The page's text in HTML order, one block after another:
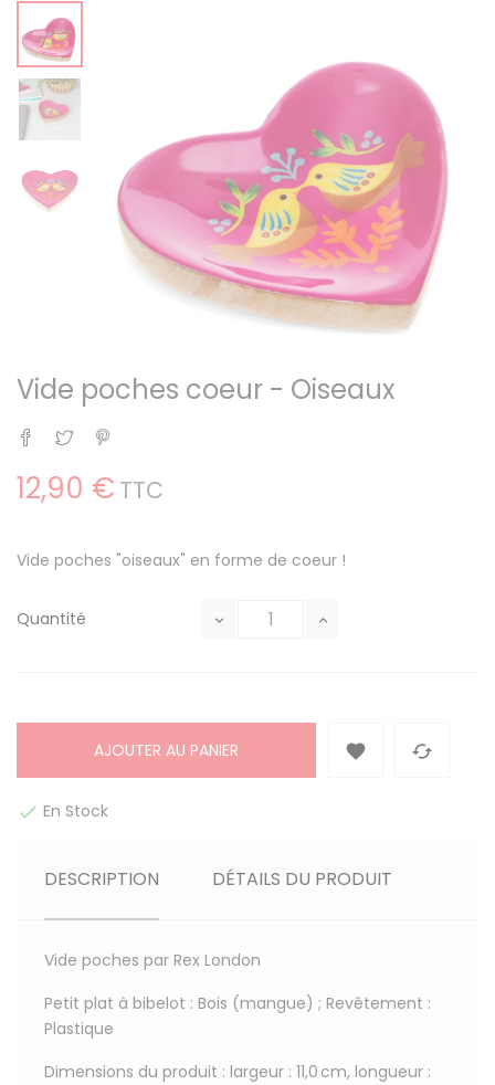
Vide poches coeur - Oiseaux
Partager
Tweet
12,90 € TTC
Vide poches "oiseaux" en forme de coeur !
Quantité
AJOUTER AU PANIER  
 En Stock
DESCRIPTION DÉTAILS DU PRODUIT
Vide poches par Rex London
Petit plat à bibelot : Bois (mangue) ; Revêtement :
Plastique
Dimensions du produit : largeur : 11,0 cm, longueur :